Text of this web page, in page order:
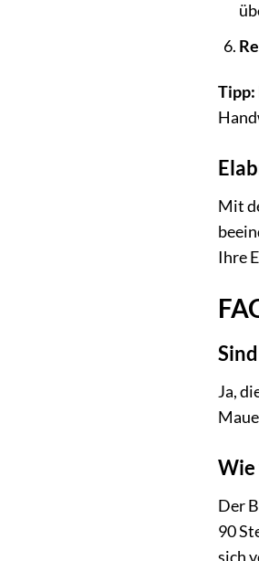
Tipp:
Mit
Ihre
Ja,
Wie
Der
90
sich